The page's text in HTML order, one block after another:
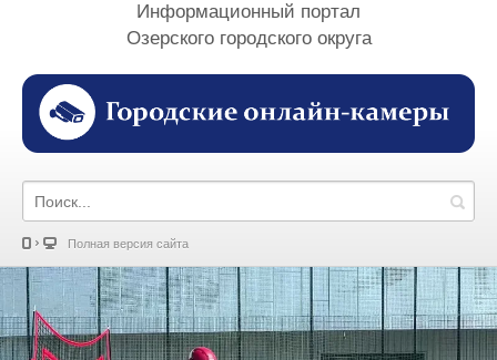
Информационный портал
Озерского городского округа
Полная версия сайта